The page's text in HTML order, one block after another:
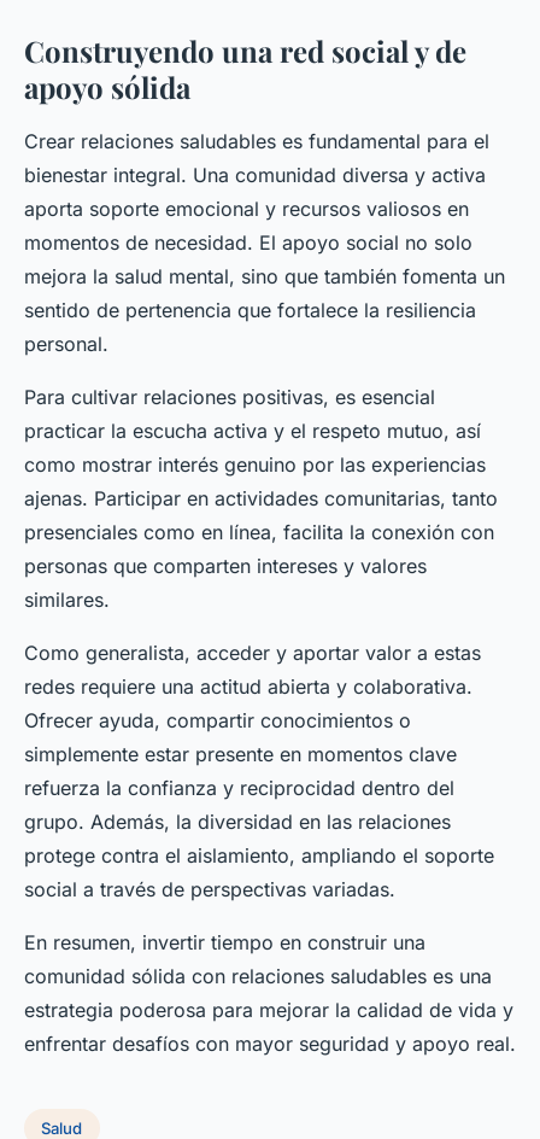
Construyendo una red social y de
apoyo sólida
Crear relaciones saludables es fundamental para el
bienestar integral. Una comunidad diversa y activa
aporta soporte emocional y recursos valiosos en
momentos de necesidad. El apoyo social no solo
mejora la salud mental, sino que también fomenta un
sentido de pertenencia que fortalece la resiliencia
personal.
Para cultivar relaciones positivas, es esencial
practicar la escucha activa y el respeto mutuo, así
como mostrar interés genuino por las experiencias
ajenas. Participar en actividades comunitarias, tanto
presenciales como en línea, facilita la conexión con
personas que comparten intereses y valores
similares.
Como generalista, acceder y aportar valor a estas
redes requiere una actitud abierta y colaborativa.
Ofrecer ayuda, compartir conocimientos o
simplemente estar presente en momentos clave
refuerza la confianza y reciprocidad dentro del
grupo. Además, la diversidad en las relaciones
protege contra el aislamiento, ampliando el soporte
social a través de perspectivas variadas.
En resumen, invertir tiempo en construir una
comunidad sólida con relaciones saludables es una
estrategia poderosa para mejorar la calidad de vida y
enfrentar desafíos con mayor seguridad y apoyo real.
Salud